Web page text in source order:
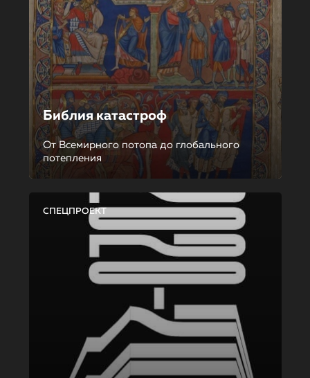
Библия катастроф
От Всемирного потопа до глобального
потепления
СПЕЦПРОЕКТ